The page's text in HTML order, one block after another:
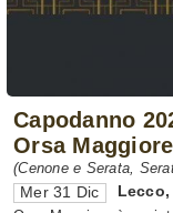
Capodanno
Orsa
(Cenone e Serata,
Mer 31 Dic Lecco,